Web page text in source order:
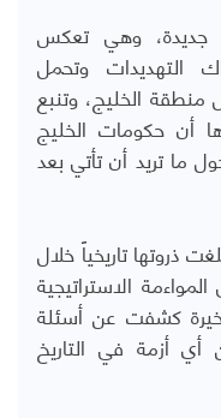
جديدة، وهي تعكس
التهديدات وتحمل
الخليج، وتنبع
أن حكومات الخليج
ما تريد أن تأتي بعد
ذروتها تاريخياً خلال
الاستراتيجية
كشفت عن أسئلة
أزمة في التاريخ